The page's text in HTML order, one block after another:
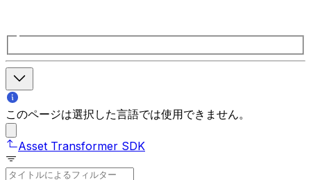
このページは選択した言語では使用できません。
Asset Transformer SDK